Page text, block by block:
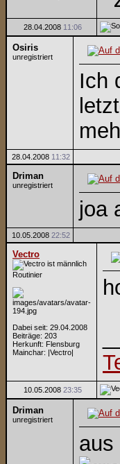
28.04.2008 11:06
Osiris
unregistriert
Ich
28.04.2008 11:32
Driman
unregistriert
joa
10.05.2008 22:52
Vectro
Routinier
Dabei seit: 29.04.2008
Beiträge: 203
Herkunft: Flensburg
Mainchar: |Vectro|
10.05.2008 23:35
Driman
unregistriert
aus